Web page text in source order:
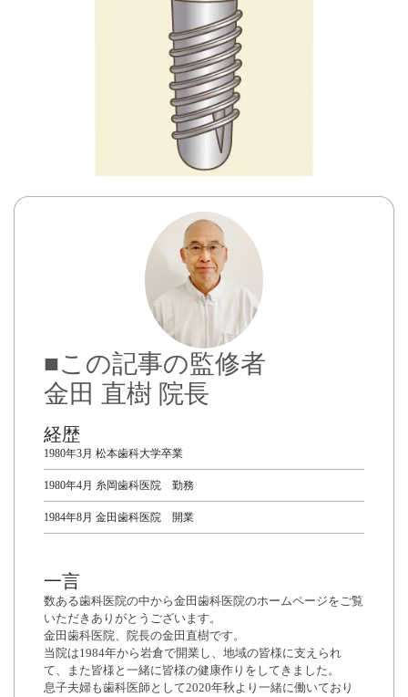
■この記事の監修者
金田 直樹 院長
経歴
1980年3月 松本歯科大学卒業
1980年4月 糸岡歯科医院 勤務
1984年8月 金田歯科医院 開業
一言
数ある歯科医院の中から金田歯科医院のホームページをご覧
いただきありがとうございます。
金田歯科医院、院長の金田直樹です。
当院は1984年から岩倉で開業し、地域の皆様に支えられ
て、また皆様と一緒に皆様の健康作りをしてきました。
息子夫婦も歯科医師として2020年秋より一緒に働いており